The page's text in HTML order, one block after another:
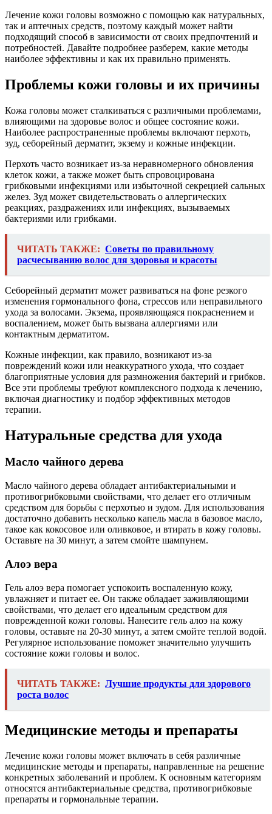
Лечение кожи головы возможно с помощью как натуральных,
так и аптечных средств, поэтому каждый может найти
подходящий способ в зависимости от своих предпочтений и
потребностей. Давайте подробнее разберем, какие методы
наиболее эффективны и как их правильно применять.
Проблемы кожи головы и их причины
Кожа головы может сталкиваться с различными проблемами,
влияющими на здоровье волос и общее состояние кожи.
Наиболее распространенные проблемы включают перхоть,
зуд, себорейный дерматит, экзему и кожные инфекции.
Перхоть часто возникает из-за неравномерного обновления
клеток кожи, а также может быть спровоцирована
грибковыми инфекциями или избыточной секрецией сальных
желез. Зуд может свидетельствовать о аллергических
реакциях, раздражениях или инфекциях, вызываемых
бактериями или грибками.
ЧИТАТЬ ТАКЖЕ: Советы по правильному
расчесыванию волос для здоровья и красоты
Себорейный дерматит может развиваться на фоне резкого
изменения гормонального фона, стрессов или неправильного
ухода за волосами. Экзема, проявляющаяся покраснением и
воспалением, может быть вызвана аллергиями или
контактным дерматитом.
Кожные инфекции, как правило, возникают из-за
повреждений кожи или неаккуратного ухода, что создает
благоприятные условия для размножения бактерий и грибков.
Все эти проблемы требуют комплексного подхода к лечению,
включая диагностику и подбор эффективных методов
терапии.
Натуральные средства для ухода
Масло чайного дерева
Масло чайного дерева обладает антибактериальными и
противогрибковыми свойствами, что делает его отличным
средством для борьбы с перхотью и зудом. Для использования
достаточно добавить несколько капель масла в базовое масло,
такое как кокосовое или оливковое, и втирать в кожу головы.
Оставьте на 30 минут, а затем смойте шампунем.
Алоэ вера
Гель алоэ вера помогает успокоить воспаленную кожу,
увлажняет и питает ее. Он также обладает заживляющими
свойствами, что делает его идеальным средством для
поврежденной кожи головы. Нанесите гель алоэ на кожу
головы, оставьте на 20-30 минут, а затем смойте теплой водой.
Регулярное использование поможет значительно улучшить
состояние кожи головы и волос.
ЧИТАТЬ ТАКЖЕ: Лучшие продукты для здорового
роста волос
Медицинские методы и препараты
Лечение кожи головы может включать в себя различные
медицинские методы и препараты, направленные на решение
конкретных заболеваний и проблем. К основным категориям
относятся антибактериальные средства, противогрибковые
препараты и гормональные терапии.